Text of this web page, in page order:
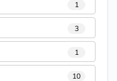
1
3
1
10